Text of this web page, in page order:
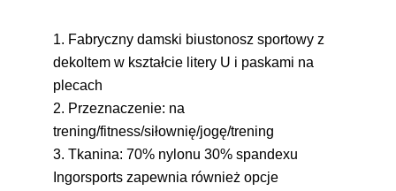
1. Fabryczny damski biustonosz sportowy z
dekoltem w kształcie litery U i paskami na
plecach
2. Przeznaczenie: na
trening/fitness/siłownię/jogę/trening
3. Tkanina: 70% nylonu 30% spandexu
Ingorsports zapewnia również opcje